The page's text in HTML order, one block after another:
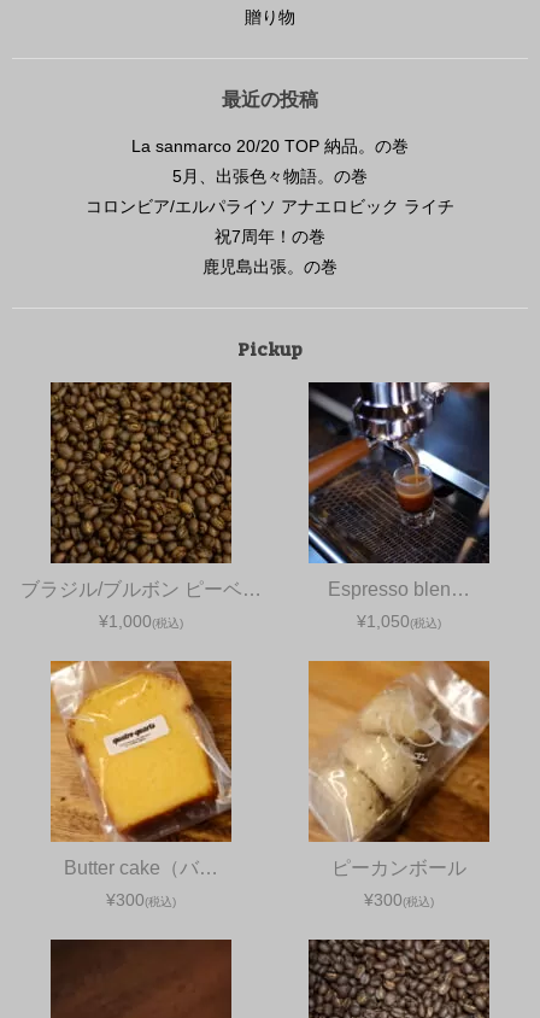
贈り物
最近の投稿
La sanmarco 20/20 TOP 納品。の巻
5月、出張色々物語。の巻
コロンビア/エルパライソ アナエロビック ライチ
祝7周年！の巻
鹿児島出張。の巻
Pickup
ブラジル/ブルボン ピーベ…
¥1,000(税込)
Espresso blen…
¥1,050(税込)
Butter cake（バ…
¥300(税込)
ピーカンボール
¥300(税込)